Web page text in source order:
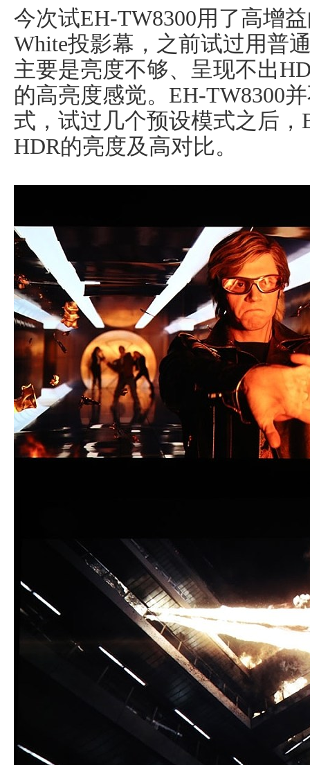
今次试EH-TW8300用了高增
White投影幕，之前试过用普
主要是亮度不够、呈现不出
的高亮度感觉。EH-TW8300
式，试过几个预设模式之后，
HDR的亮度及高对比。